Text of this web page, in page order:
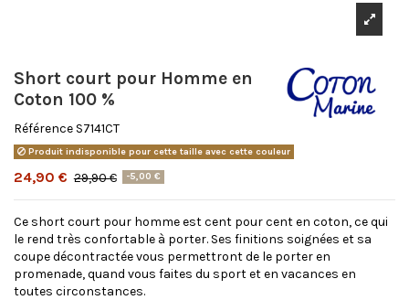
Short court pour Homme en
Coton 100 %
Référence S7141CT
Produit indisponible pour cette taille avec cette couleur
24,90 € 29,90 € -5,00 €
Ce short court pour homme est cent pour cent en coton, ce qui
le rend très confortable à porter. Ses finitions soignées et sa
coupe décontractée vous permettront de le porter en
promenade, quand vous faites du sport et en vacances en
toutes circonstances.